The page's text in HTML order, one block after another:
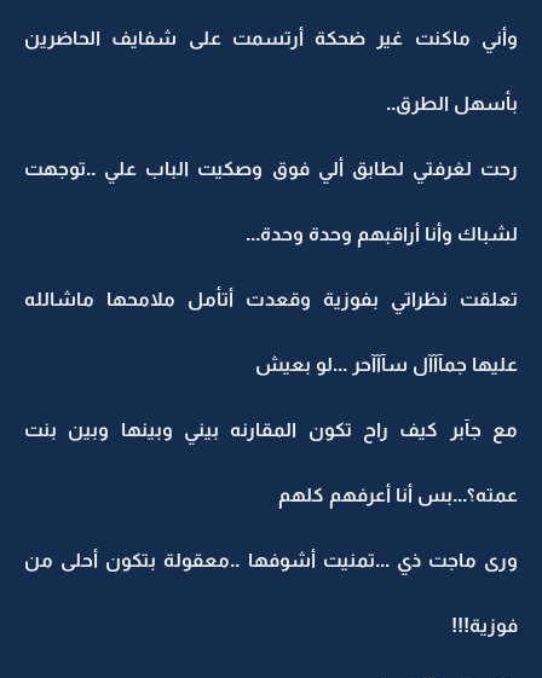
وأني ماكنت غير ضحكة أرتسمت على شفايف الحاضرين
بأسهل الطرق..
رحت لغرفتي لطابق ألي فوق وصكيت الباب علي ..توجهت
لشباك وأنا أراقبهم وحدة وحدة...
تعلقت نظراتي بفوزية وقعدت أتأمل ملامحها ماشالله
عليها جمآآآل سآآآحر ...لو بعيش
مع جآبر كيف راح تكون المقارنه بيني وبينها وبين بنت
عمته؟...بس أنا أعرفهم كلهم
ورى ماجت ذي ...تمنيت أشوفها ..معقولة بتكون أحلى من
فوزية!!!